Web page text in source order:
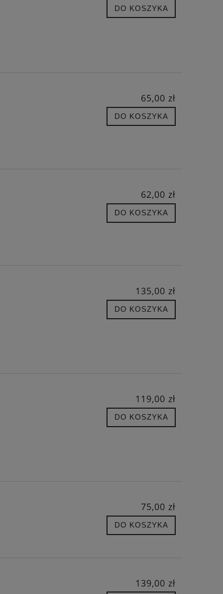
DO KOSZYKA
65,00 zł
DO KOSZYKA
62,00 zł
DO KOSZYKA
135,00 zł
DO KOSZYKA
119,00 zł
DO KOSZYKA
75,00 zł
DO KOSZYKA
139,00 zł